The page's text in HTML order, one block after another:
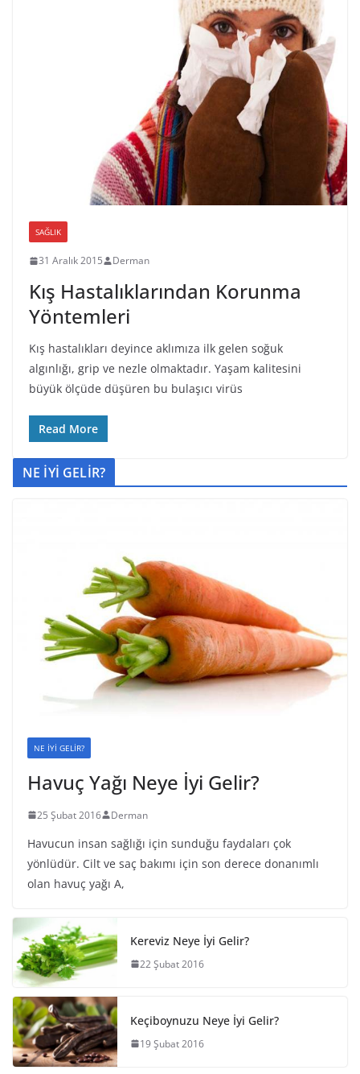
SAĞLIK
31 Aralık 2015 Derman
Kış Hastalıklarından Korunma
Yöntemleri
Kış hastalıkları deyince aklımıza ilk gelen soğuk
algınlığı, grip ve nezle olmaktadır. Yaşam kalitesini
büyük ölçüde düşüren bu bulaşıcı virüs
Read More
NE İYİ GELİR?
NE İYİ GELİR?
Havuç Yağı Neye İyi Gelir?
25 Şubat 2016 Derman
Havucun insan sağlığı için sunduğu faydaları çok
yönlüdür. Cilt ve saç bakımı için son derece donanımlı
olan havuç yağı A,
Kereviz Neye İyi Gelir?
22 Şubat 2016
Keçiboynuzu Neye İyi Gelir?
19 Şubat 2016